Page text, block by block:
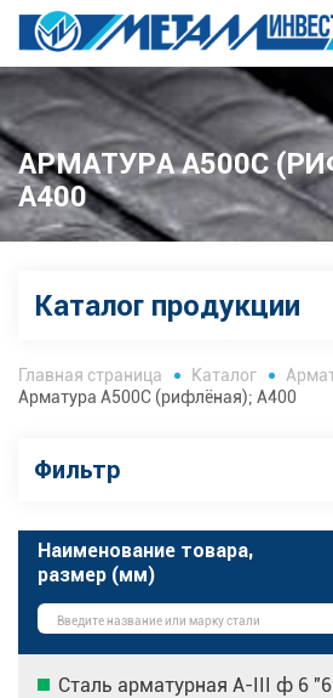
АРМАТУРА А500С
А400
Каталог продукции
Главная страница Каталог
Арматура А500С (рифлёная); А400
Фильтр
Наименование товара,
размер (мм)
Сталь арматурная А-III ф 6